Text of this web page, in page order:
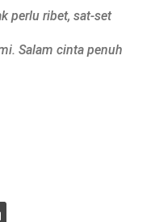
perlu ribet, sat-set
Salam cinta penuh